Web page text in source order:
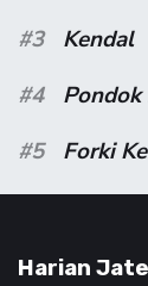
#3
Kendal
#4
Pondok
#5
Forki
Harian